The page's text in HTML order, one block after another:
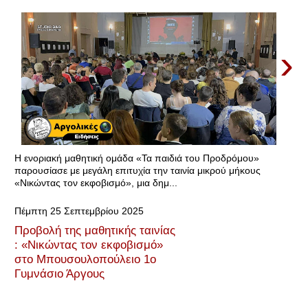
›
Η ενοριακή μαθητική ομάδα «Τα παιδιά του Προδρόμου»
παρουσίασε με μεγάλη επιτυχία την ταινία μικρού μήκους
«Νικώντας τον εκφοβισμό», μια δημ...
Πέμπτη 25 Σεπτεμβρίου 2025
Προβολή της μαθητικής ταινίας
: «Νικώντας τον εκφοβισμό»
στο Μπουσουλοπούλειο 1ο
Γυμνάσιο Άργους